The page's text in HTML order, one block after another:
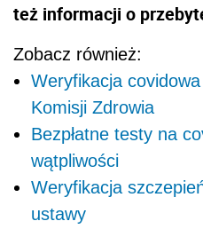
też informacji o
Zobacz również:
Weryfikacja
Komisji Zdrowia
Bezpłatne testy na
wątpliwości
Weryfikacja
ustawy